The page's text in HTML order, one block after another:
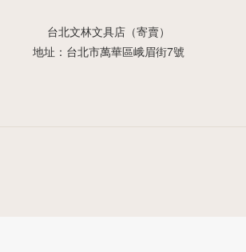
台北文林文具店（寄賣）
地址：台北市萬華區峨眉街7號